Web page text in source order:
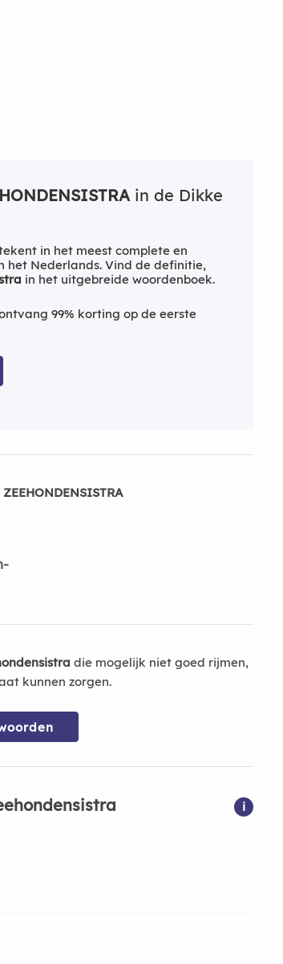
in de Dikke
in het meest complete en
het Nederlands. Vind de definitie,
in het uitgebreide woordenboek.
99% korting op de eerste
ZEEHONDENSISTRA
die mogelijk niet goed rijmen,
kunnen zorgen.
i